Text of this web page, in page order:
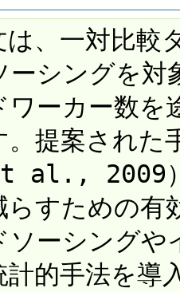
は、一対比較
ーシングを
ワーカー数を
提案された
2009）
らすための有
ソーシング
計的手法を導